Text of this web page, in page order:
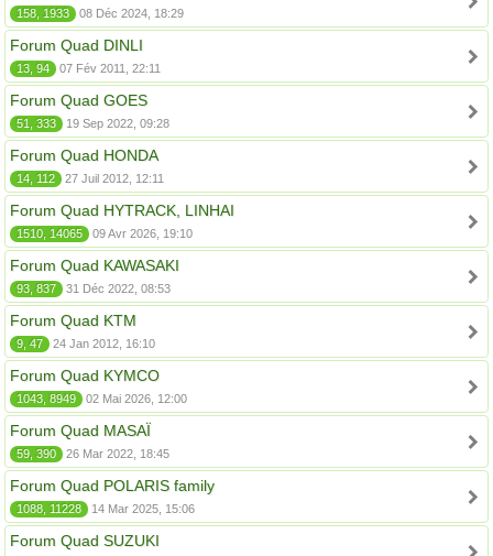
158, 1933 08 Déc 2024, 18:29
Forum Quad DINLI
13, 94 07 Fév 2011, 22:11
Forum Quad GOES
51, 333 19 Sep 2022, 09:28
Forum Quad HONDA
14, 112 27 Juil 2012, 12:11
Forum Quad HYTRACK, LINHAI
1510, 14065 09 Avr 2026, 19:10
Forum Quad KAWASAKI
93, 837 31 Déc 2022, 08:53
Forum Quad KTM
9, 47 24 Jan 2012, 16:10
Forum Quad KYMCO
1043, 8949 02 Mai 2026, 12:00
Forum Quad MASAÏ
59, 390 26 Mar 2022, 18:45
Forum Quad POLARIS family
1088, 11228 14 Mar 2025, 15:06
Forum Quad SUZUKI